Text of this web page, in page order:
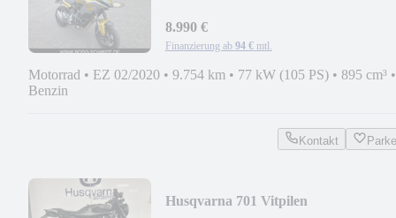
8.990 €
Finanzierung ab 94 € mtl.
Motorrad • EZ 02/2020 • 9.754 km • 77 kW (105 PS) • 895 cm³ •
Benzin
Kontakt
Husqvarna 701 Vitpilen